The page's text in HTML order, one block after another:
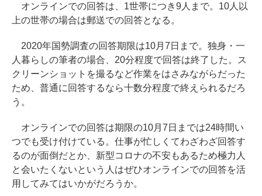
オンラインでの回答は、1世帯につき9人まで。10人以
上の世帯の場合は郵送での回答となる。
2020年国勢調査の回答期限は10月7日まで。独身・一
人暮らしの筆者の場合、20分程度で回答は終了した。ス
クリーンショットを撮るなど作業をはさみながらだった
ため、普通に回答するなら十数分程度で終えられるだろ
う。
オンラインでの回答は期限の10月7日までは24時間い
つでも受け付けている。仕事が忙しくてわざわざ回答す
るのが面倒だとか、新型コロナの不安もあるため極力人
と会いたくないという人はぜひオンラインでの回答を活
用してみてはいかがだろうか。